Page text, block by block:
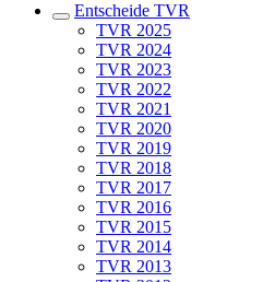
Entscheide TVR
TVR 2025
TVR 2024
TVR 2023
TVR 2022
TVR 2021
TVR 2020
TVR 2019
TVR 2018
TVR 2017
TVR 2016
TVR 2015
TVR 2014
TVR 2013